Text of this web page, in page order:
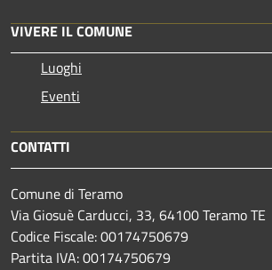
VIVERE IL COMUNE
Luoghi
Eventi
CONTATTI
Comune di Teramo
Via Giosuè Carducci, 33, 64100 Teramo TE
Codice Fiscale: 00174750679
Partita IVA: 00174750679